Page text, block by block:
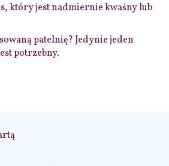
który jest nadmiernie kwaśny lub
patelnię? Jedynie jeden
potrzebny.